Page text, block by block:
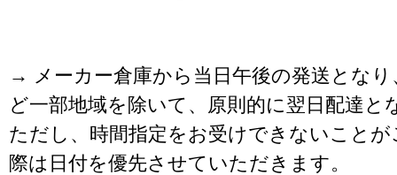
→ メーカー倉庫から当日午後の発送となり
ど一部地域を除いて、原則的に翌日配達と
ただし、時間指定をお受けできないこと
際は日付を優先させていただきます。